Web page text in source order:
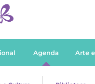
Agenda Arte